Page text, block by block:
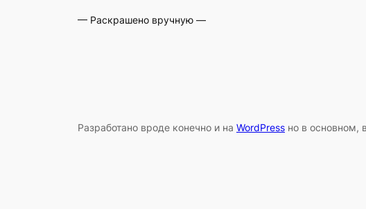
— Раскрашено вручную —
Разработано вроде конечно и на WordPress но в основном,